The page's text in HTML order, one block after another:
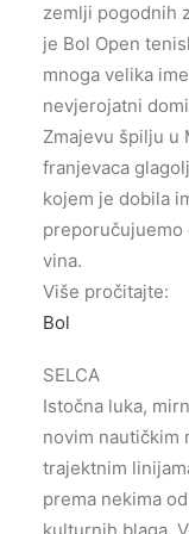
zemlji pogodnih
je Bol Open
mnoga velika
nevjerojatni
Zmajevu špilju u
franjevaca
kojem je dobila
preporučujuemo
vina.
Više pročitajte:
Bol
SELCA
Istočna luka,
novim nautičkim
trajektnim
prema nekima